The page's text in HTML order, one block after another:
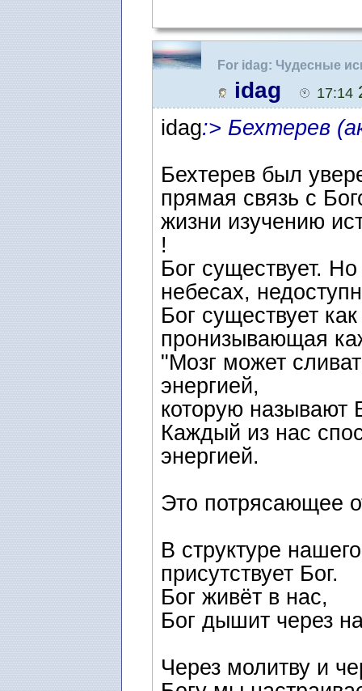
For idag: Чудесные
idag 17:14
idag:> Бехтерев
Бехтерев был
прямая связь с
жизни изучению
!
Бог существует.
небесах,
Бог существует
пронизывающая
"Мозг может
энергией,
которую называют
Каждый из нас
энергией.
Это потрясающее
В структуре
присутствует Бог.
Бог живёт в нас,
Бог дышит через
Через молитву и